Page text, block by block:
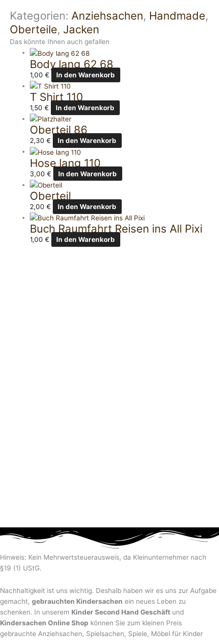
Kategorien: Anziehsachen, Handmade,
Oberteile, Jacken
Das könnte Ihnen auch gefallen
Body lang 62 68
1,00€ In den Warenkorb
T Shirt 110
1,50€ In den Warenkorb
Oberteil 86
2,30€ In den Warenkorb
Hose lang 110
3,00€ In den Warenkorb
Oberteil
2,00€ In den Warenkorb
Buch Raumfahrt Reisen ins All Pixi
1,00€ In den Warenkorb
Hinweis: Kein Mehrwertsteuerausweis, da Kleinunternehmer nach
§19 (1) UStG.
Nachhaltigkeit ist uns wichtig. Deshalb haben wir es uns zur Aufgabe
gemacht, gebrauchten Kindersachen ein neues Leben zu
schenken. In unserem Kinder Second Hand Geschäft und
Kindersachen Online Shop können Sie zum kleinen Preis
gebrauchte Anziehsachen, Spiel­sachen, Spiele, Möbel für Kinder